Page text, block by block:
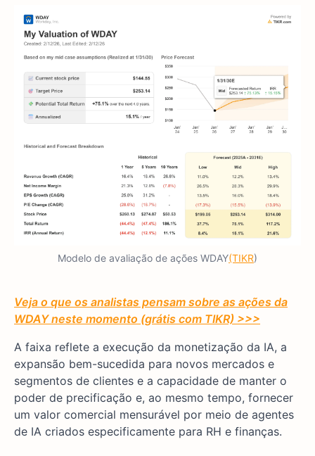
Modelo de avaliação de ações WDAY(TIKR)
Veja o que os analistas pensam sobre as ações da
WDAY neste momento (grátis com TIKR) >>>
A faixa reflete a execução da monetização da IA, a
expansão bem-sucedida para novos mercados e
segmentos de clientes e a capacidade de manter o
poder de precificação e, ao mesmo tempo, fornecer
um valor comercial mensurável por meio de agentes
de IA criados especificamente para RH e finanças.